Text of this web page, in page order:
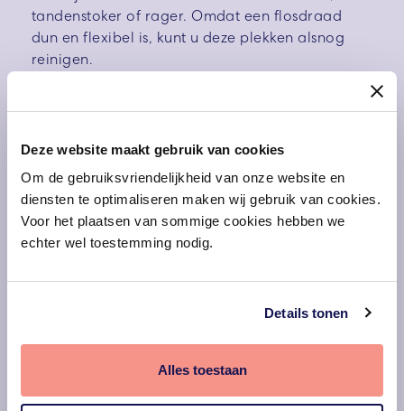
Deze website maakt gebruik van cookies
Om de gebruiksvriendelijkheid van onze website en
diensten te optimaliseren maken wij gebruik van cookies.
Voor het plaatsen van sommige cookies hebben we
echter wel toestemming nodig.
Details tonen
Alles toestaan
tandenstoker of rager. Omdat een flosdraad
dun en flexibel is, kunt u deze plekken alsnog
reinigen.
Schrijf u direct in
Hoe flos je je tanden op
de juiste manier?
Voordat u uw tanden flost, neemt u een
flosdraad van ongeveer 40 cm en wikkelt u deze
draad gespannen is tussen de duim en
wijsvinger en duw deze tussen de achterste kies